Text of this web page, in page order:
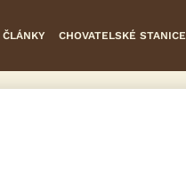
ČLÁNKY CHOVATELSKÉ STANICE